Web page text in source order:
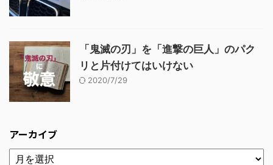
「鬼滅の刃」を「進撃の巨人」のパク
リと片付けてはいけない
2020/7/29
アーカイブ